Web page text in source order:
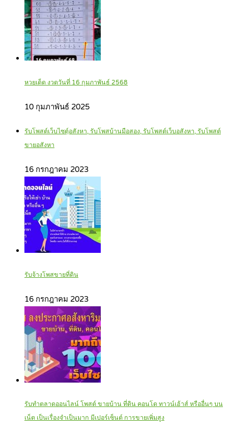
หวยเด็ด งวดวันที่ 16 กุมภาพันธ์ 2568
10 กุมภาพันธ์ 2025
รับโพสต์เว็บไซตฺ์อสังหา, รับโพสบ้านมือสอง, รับโพสต์เว็บอสังหา, รับโพสต์
ขายอสังหา
16 กรกฎาคม 2023
รับจ้างโพสขายที่ดิน
16 กรกฎาคม 2023
รับทำตลาดออนไลน์ โพสต์ ขายบ้าน ที่ดิน คอนโด ทาวน์เฮ้าส์ หรืออื่นๆ บน
เน็ต เป็นเรื่องจำเป็นมาก มีเปอร์เซ็นต์ การขายเพิ่มสูง